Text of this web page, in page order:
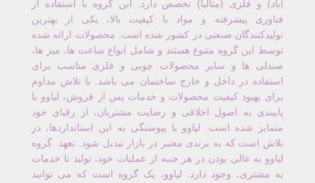
آباد) و فلزی (متالیا) تخصص دارد. این گروه با استفاده از
فناوری پیشرفته و مواد با کیفیت بالا، یکی از بهترین
تولیدکنندگان صنعتی در کشور شده است. محصولات ارائه شده
توسط این گروه متنوع هستند و شامل انواع ساعت ها، میز ها،
صندلی ها و سایر محصولات چوبی و فلزی مناسب برای
استفاده در داخل و خارج ساختمان می باشد. با تلاش مداوم
برای بهبود کیفیت محصولات و خدمات پس از فروش، لیاوو با
پایبندی به اصول اخلاقی و رضایت مشتریان، از رقبای خود
متمایز شده است. لیاوو با پیوستگی به این استانداردها، در
تلاش است که به برندی معتبر در بازار تبدیل شود. تعهد گروه
لیاوو به عالی بودن در هر جنبه از عملیات خود، تولید تا خدمات
به مشتری، وجود دارد. لیاوو، یک گروه است که می توانید